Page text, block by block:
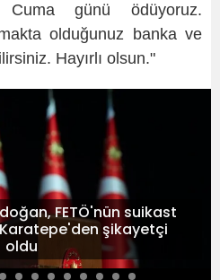
günü ödüyoruz.
olduğunuz banka ve
Hayırlı olsun."
FETÖ'nün suikast
şikayetçi
oldu